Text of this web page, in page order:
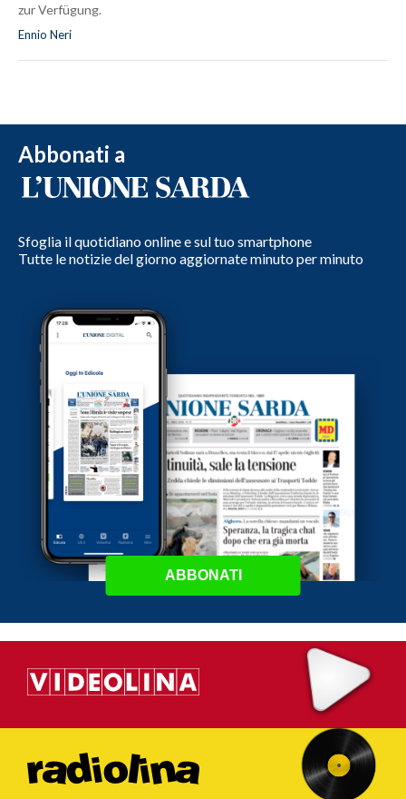
zur Verfügung.
Ennio Neri
Abbonati a
Sfoglia il quotidiano online e sul tuo smartphone
Tutte le notizie del giorno aggiornate minuto per minuto
ABBONATI